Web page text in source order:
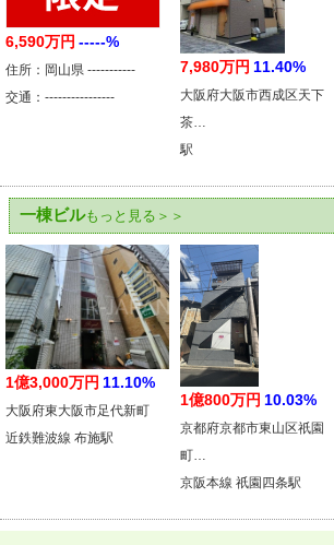
6,590万円 -----%
住所：岡山県 -----------
交通：----------------
7,980万円 11.40%
大阪府大阪市西成区天下
茶…
駅
一棟ビルもっと見る＞＞
1億3,000万円 11.10%
大阪府東大阪市足代新町
近鉄難波線 布施駅
1億800万円 10.03%
京都府京都市東山区祇園
町…
京阪本線 祇園四条駅